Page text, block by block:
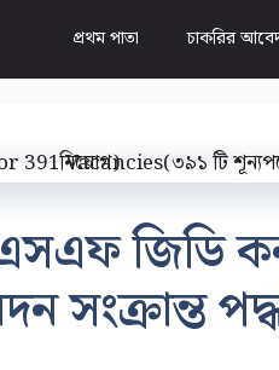
প্রথম পাতা চাকরির
জিডি
সংক্রান্ত